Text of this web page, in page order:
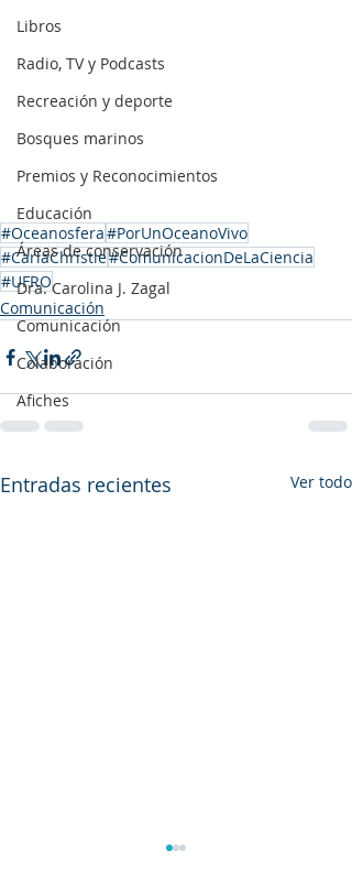
Libros
Radio, TV y Podcasts
Recreación y deporte
Bosques marinos
Premios y Reconocimientos
Educación
Áreas de conservación
Dra. Carolina J. Zagal
Comunicación
Colaboración
Afiches
#Oceanosfera#PorUnOceanoVivo
#CarlaChristie#ComunicacionDeLaCiencia
#UFRO
Comunicación
Entradas recientes Ver todo